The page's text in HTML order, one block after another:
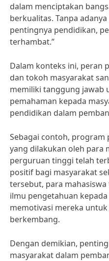
dalam menciptakan
berkualitas. Tanpa
pentingnya pendidikan,
terhambat.”
Dalam konteks ini, peran
dan tokoh masyarakat
memiliki tanggung jawab
pemahaman kepada
pendidikan dalam
Sebagai contoh, program
yang dilakukan oleh para
perguruan tinggi telah
positif bagi masyarakat
tersebut, para
ilmu pengetahuan
memotivasi mereka
berkembang.
Dengan demikian,
masyarakat dalam